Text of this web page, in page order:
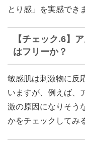
とり感」を実感でき
【チェック.6】
はフリーか？
敏感肌は刺激物に反
いますが、例えば、
激の原因になりそう
かをチェックしてみ